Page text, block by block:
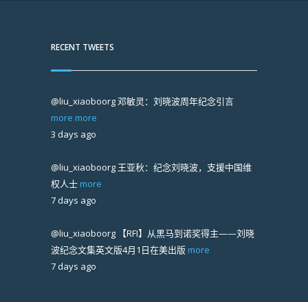
RECENT TWEETS
@liu_xiaoboorg邓敏灵：刘晓波周年纪念引言
more more
3 days ago
@liu_xiaoboorg 王亚秋：纪念刘晓波，支援中国维
权人士 more
7 days ago
@liu_xiaoboorg 【RFI】从黑马到诺奖得主——刘晓
波纪念文集英文版4月1日在美出版 more
7 days ago